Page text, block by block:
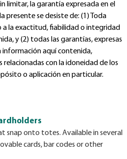
limitar, la garantía expresada en el
presente se desiste de: (1) Toda
a la exactitud, fiabilidad o integridad
y (2) todas las garantías, expresas
información aquí contenida,
relacionadas con la idoneidad de los
o aplicación en particular.
snap onto totes. Available in several
cards, bar codes or other